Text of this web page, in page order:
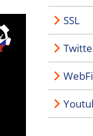
SSL